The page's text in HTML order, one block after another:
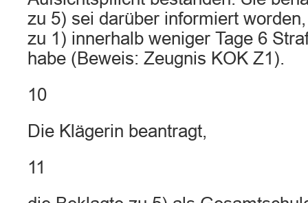
zu 5) sei darüber informiert
zu 1) innerhalb weniger Tage 6
habe (Beweis: Zeugnis KOK Z1).
10
Die Klägerin beantragt,
11